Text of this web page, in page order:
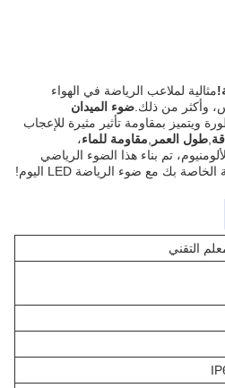
مثالية لملاعب الرياضة في الهواء
وأكثر من ذلك. ضوء الميدان
ويتميز بمقاومة تأثير مثيرة للإعجاب
طول العمر مقاومة للماء،
تم بناء هذا الضوء الرياضي
التقني